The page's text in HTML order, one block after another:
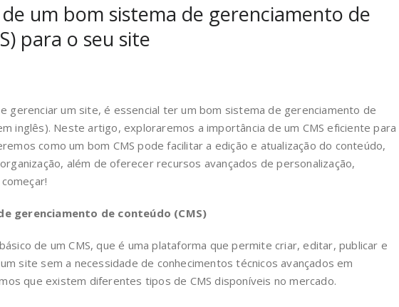
um bom sistema de gerenciamento de
para o seu site
gerenciar um site, é essencial ter um bom sistema de gerenciamento de
inglês). Neste artigo, exploraremos a importância de um CMS eficiente para
como um bom CMS pode facilitar a edição e atualização do conteúdo,
além de oferecer recursos avançados de personalização,
gerenciamento de conteúdo (CMS)
de um CMS, que é uma plataforma que permite criar, editar, publicar e
site sem a necessidade de conhecimentos técnicos avançados em
que existem diferentes tipos de CMS disponíveis no mercado.